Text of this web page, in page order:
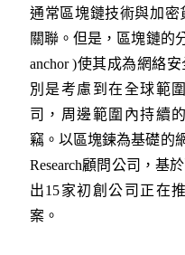
通常區塊鏈技術與加密
關聯。但是，區塊鏈的
anchor )使其成為網絡
別是考慮到在全球範
司，周邊範圍內持續
竊。以區塊鍊為基礎的
Research顧問公司，基
出15家初創公司正在
案。